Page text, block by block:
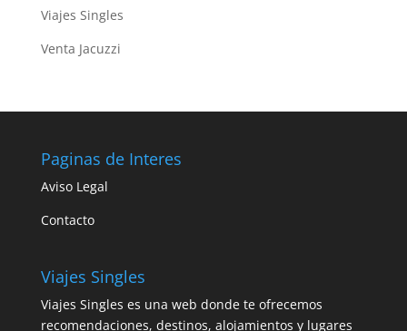
Viajes Singles
Venta Jacuzzi
Paginas de Interes
Aviso Legal
Contacto
Viajes Singles
Viajes Singles es una web donde te ofrecemos
recomendaciones, destinos, alojamientos y lugares